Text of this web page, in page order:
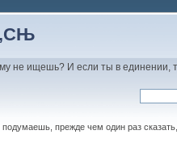
не ищешь? И если ты в единении,
прежде чем один раз